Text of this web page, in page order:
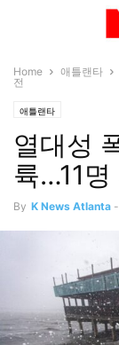
Home 애틀랜타
전
애틀랜타
열대성
륙…11명
By K News Atlanta -